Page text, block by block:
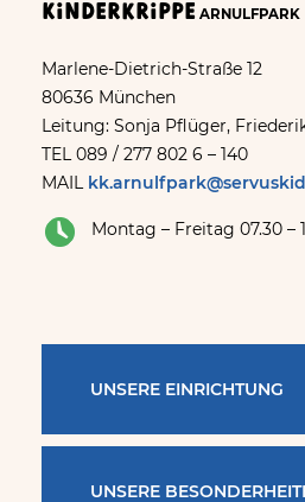
Kinderkrippe ARNULFPARK
Marlene-Dietrich-Straße 12
80636 München
Leitung: Sonja Pflüger,
TEL 089 / 277 802 6 – 140
MAIL
Montag – Freitag 07.30 –
UNSERE EINRICHTUNG
UNSERE